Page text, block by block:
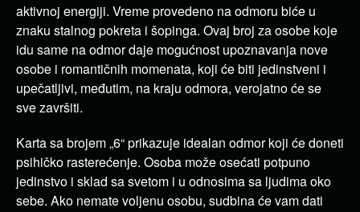
aktivnoj energiji. Vreme provedeno na odmoru biće u
znaku stalnog pokreta i šopinga. Ovaj broj za osobe koje
idu same na odmor daje mogućnost upoznavanja nove
osobe i romantičnih momenata, koji će biti jedinstveni i
upečatljivi, međutim, na kraju odmora, verojatno će se
sve završiti.
Karta sa brojem „6“ prikazuje idealan odmor koji će doneti
psihičko rasterećenje. Osoba može osećati potpuno
jedinstvo i sklad sa svetom i u odnosima sa ljudima oko
sebe. Ako nemate voljenu osobu, sudbina će vam dati